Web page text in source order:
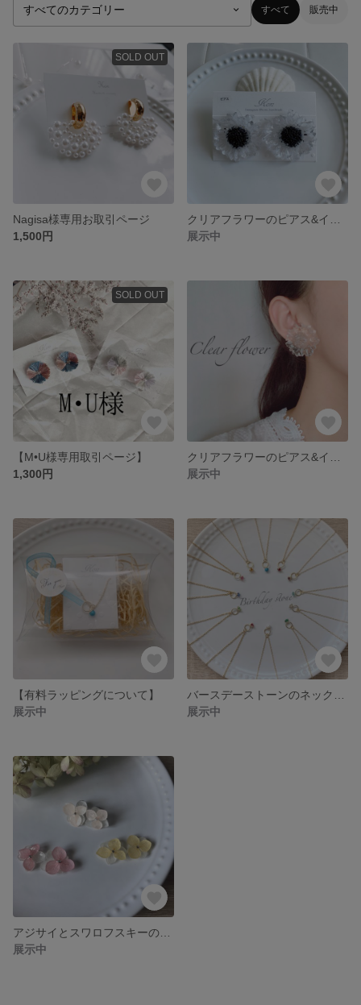
すべて 販売中
SOLD OUT
Nagisa様専用お取引ページ
1,500円
展示中
SOLD OUT
【M•U様専用取引ページ】
1,300円
展示中
【有料ラッピングについて】
展示中
展示中
展示中